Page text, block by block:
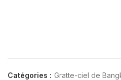
Catégories : Gratte-ciel de